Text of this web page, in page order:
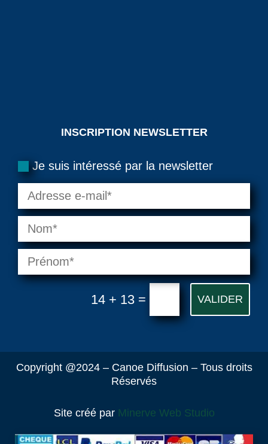
INSCRIPTION NEWSLETTER
Je suis intéressé par la newsletter
14 + 13 = VALIDER
Copyright @2024 – Canoe Diffusion – Tous droits
Réservés
Site créé par Minerve Web Studio